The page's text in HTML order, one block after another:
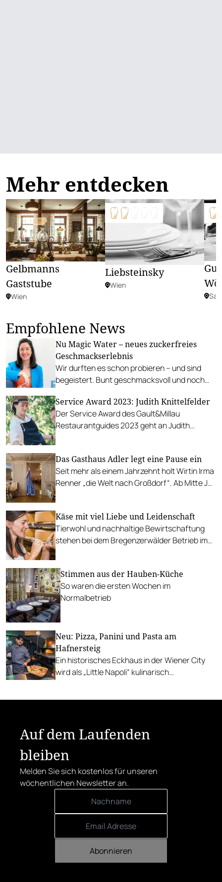
Mehr entdecken
Gelbmanns
Gaststube
Wien
Liebsteinsky
Wien
Empfohlene News
Nu Magic Water – neues zuckerfreies
Geschmackserlebnis
Wir durften es schon probieren – und sind
begeistert. Bunt geschmacksvoll und noch
auf die nächste Stufe.
Service Award 2023: Judith Knittelfelder
Der Service Award des Gault&Millau
Restaurantguides 2023 geht an Judith
Das Gasthaus Adler legt eine Pause ein
Seit mehr als einem Jahrzehnt holt Wirtin Irma
Renner „die Welt nach Großdorf“. Ab Mitte Juli
Käse mit viel Liebe und Leidenschaft
Tierwohl und nachhaltige Bewirtschaftung
stehen bei dem Bregenzerwälder Betrieb im
Stimmen aus der Hauben-Küche
So waren die ersten Wochen im
Normalbetrieb
Neu: Pizza, Panini und Pasta am
Hafnersteig
Ein historisches Eckhaus in der Wiener City
wird als „Little Napoli“ kulinarisch
Auf dem Laufenden
bleiben
Melden Sie sich kostenlos für unseren
wöchentlichen Newsletter an.
Abonnieren